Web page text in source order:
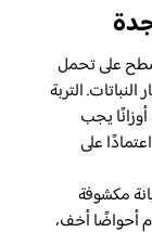
على تحمل
التربة
يجب
على
مكشوفة
أحواضًا أخف،